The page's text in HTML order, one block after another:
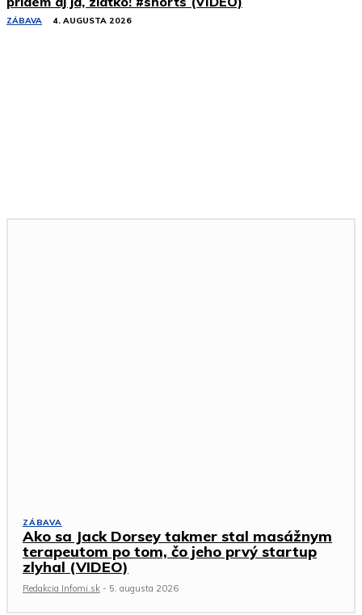
ZÁBAVA 4. AUGUSTA 2026
ZÁBAVA
Ako sa Jack Dorsey takmer stal masážnym
terapeutom po tom, čo jeho prvý startup
zlyhal (VIDEO)
Redakcia Infomi.sk - 5. augusta 2026